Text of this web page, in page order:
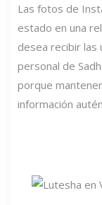
Las fotos de
estado en una
desea recibir las
personal de
porque
información